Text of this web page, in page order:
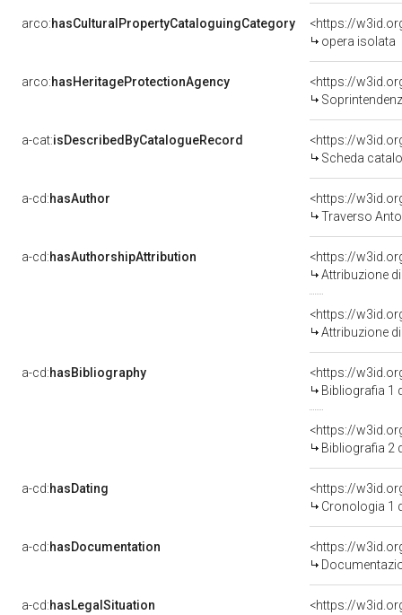
arco:hasCulturalPropertyCataloguingCategory
<https://
opera isolata
arco:hasHeritageProtectionAgency
<https://
a-cat:isDescribedByCatalogueRecord
<https://
Scheda
a-cd:hasAuthor
<https://
Traverso
a-cd:hasAuthorshipAttribution
Attribuzione
<https://
Attribuzione
a-cd:hasBibliography
<https://
Bibliografia 1
<https://
Bibliografia 2
a-cd:hasDating
<https://
Cronologia 1
a-cd:hasDocumentation
a-cd:hasLegalSituation